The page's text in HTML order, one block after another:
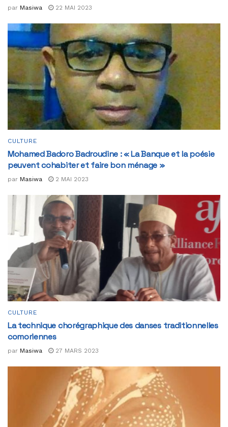
par Masiwa 22 MAI 2023
CULTURE
Mohamed Badoro Badroudine : « La Banque et la poésie
peuvent cohabiter et faire bon ménage »
par Masiwa 2 MAI 2023
CULTURE
La technique chorégraphique des danses traditionnelles
comoriennes
par Masiwa 27 MARS 2023